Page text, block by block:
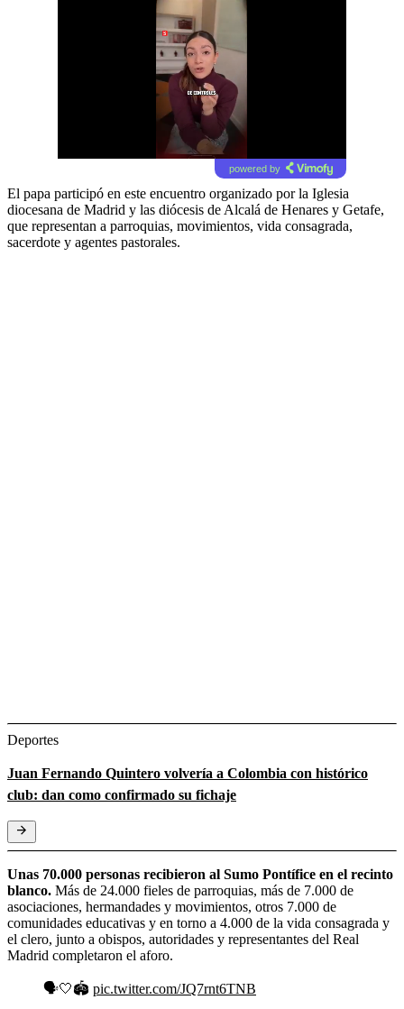
powered by
El papa participó en este encuentro organizado por la Iglesia
diocesana de Madrid y las diócesis de Alcalá de Henares y Getafe,
que representan a parroquias, movimientos, vida consagrada,
sacerdote y agentes pastorales.
Deportes
Juan Fernando Quintero volvería a Colombia con histórico
club: dan como confirmado su fichaje
Unas 70.000 personas recibieron al Sumo Pontífice en el recinto
blanco. Más de 24.000 fieles de parroquias, más de 7.000 de
asociaciones, hermandades y movimientos, otros 7.000 de
comunidades educativas y en torno a 4.000 de la vida consagrada y
el clero, junto a obispos, autoridades y representantes del Real
Madrid completaron el aforo.
🗣️🤍🏟️ pic.twitter.com/JQ7rnt6TNB